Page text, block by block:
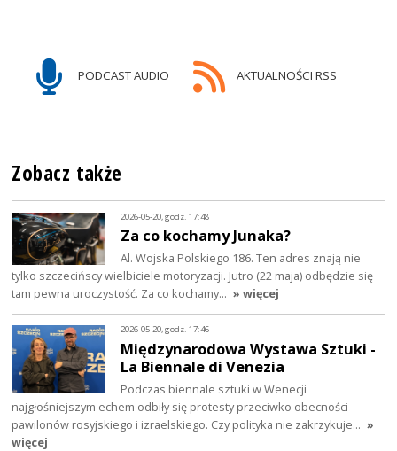
PODCAST AUDIO AKTUALNOŚCI RSS
Zobacz także
2026-05-20, godz. 17:48
Za co kochamy Junaka?
Al. Wojska Polskiego 186. Ten adres znają nie
tylko szczecińscy wielbiciele motoryzacji. Jutro (22 maja) odbędzie się
tam pewna uroczystość. Za co kochamy… » więcej
2026-05-20, godz. 17:46
Międzynarodowa Wystawa Sztuki -
La Biennale di Venezia
Podczas biennale sztuki w Wenecji
najgłośniejszym echem odbiły się protesty przeciwko obecności
pawilonów rosyjskiego i izraelskiego. Czy polityka nie zakrzykuje… »
więcej